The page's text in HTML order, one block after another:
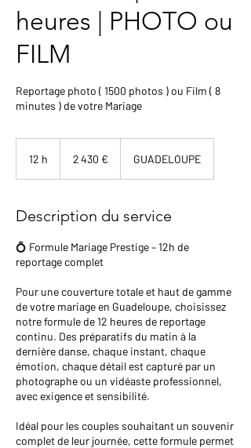
heures | PHOTO ou
FILM
Reportage photo ( 1500 photos ) ou Film ( 8
minutes ) de votre Mariage
12 h 2 430 € GUADELOUPE
Description du service
💍 Formule Mariage Prestige – 12h de
reportage complet
Pour une couverture totale et haut de gamme
de votre mariage en Guadeloupe, choisissez
notre formule de 12 heures de reportage
continu. Des préparatifs du matin à la
dernière danse, chaque instant, chaque
émotion, chaque détail est capturé par un
photographe ou un vidéaste professionnel,
avec exigence et sensibilité.
Idéal pour les couples souhaitant un souvenir
complet de leur journée, cette formule permet